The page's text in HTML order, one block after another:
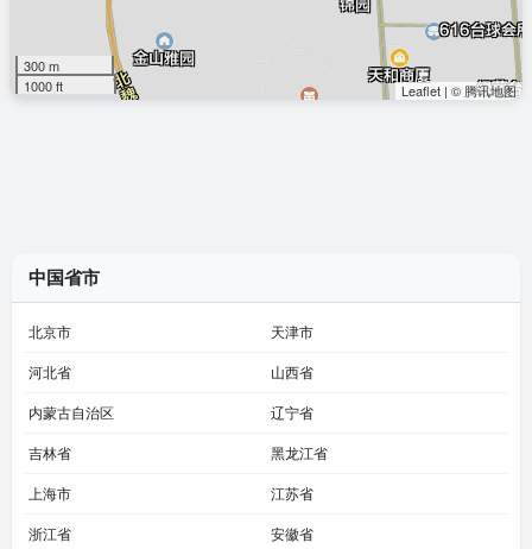
300 m
1000 ft
Leaflet | © 腾讯地图
中国省市
北京市 天津市
河北省 山西省
内蒙古自治区 辽宁省
吉林省 黑龙江省
上海市 江苏省
浙江省 安徽省